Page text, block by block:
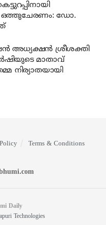
ഡോ.
അധ്യക്ഷന്‍ ശ്രീശക്തി
മാതാവ്
നിര്യാതയായി
Terms & Conditions
Daily
Technologies